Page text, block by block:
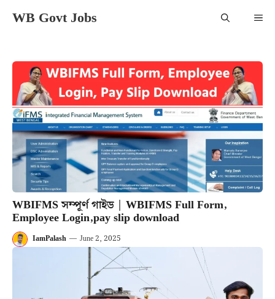
WB Govt Jobs
WBIFMS সম্পূর্ণ গাইড | WBIFMS Full Form,
Employee Login,pay slip download
IamPalash — June 2, 2025